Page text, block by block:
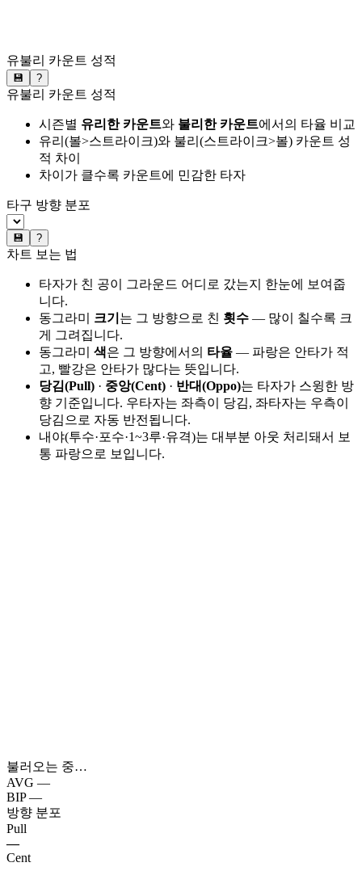
유불리 카운트 성적
💾 ?
유불리 카운트 성적
시즌별 유리한 카운트와 불리한 카운트에서의 타율 비교
유리(볼>스트라이크)와 불리(스트라이크>볼) 카운트 성
적 차이
차이가 클수록 카운트에 민감한 타자
타구 방향 분포
💾 ?
차트 보는 법
타자가 친 공이 그라운드 어디로 갔는지 한눈에 보여줍
니다.
동그라미 크기 는 그 방향으로 친 횟수 — 많이 칠수록 크
게 그려집니다.
동그라미 색은 그 방향에서의 타율 — 파랑은 안타가 적
고, 빨강은 안타가 많다는 뜻입니다.
당김(Pull) · 중앙(Cent) · 반대(Oppo)는 타자가 스윙한 방
향 기준입니다. 우타자는 좌측이 당김, 좌타자는 우측이
당김으로 자동 반전됩니다.
내야(투수·포수·1~3루·유격)는 대부분 아웃 처리돼서 보
통 파랑으로 보입니다.
불러오는 중…
AVG —
BIP —
방향 분포
Pull
—
Cent